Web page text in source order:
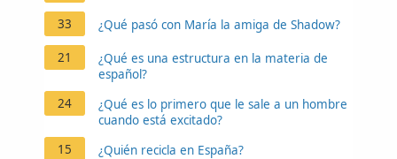
33 ¿Qué pasó con María la amiga de Shadow?
21
¿Qué es una estructura en la materia de
español?
24
¿Qué es lo primero que le sale a un hombre
cuando está excitado?
15
¿Quién recicla en España?